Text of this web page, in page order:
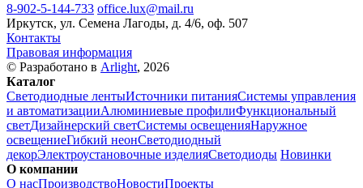
8-902-5-144-733 office.lux@mail.ru
Иркутск, ул. Семена Лагоды, д. 4/6, оф. 507
Контакты
Правовая информация
© Разработано в Arlight, 2026
Каталог
Светодиодные лентыИсточники питанияСистемы управления
и автоматизацииАлюминиевые профилиФункциональный
светДизайнерский светСистемы освещенияНаружное
освещениеГибкий неонСветодиодный
декорЭлектроустановочные изделияСветодиоды Новинки
О компании
О насПроизводствоНовостиПроекты